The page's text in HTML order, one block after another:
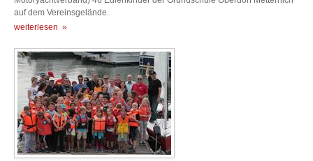
auf dem Vereinsgelände.
weiterlesen »